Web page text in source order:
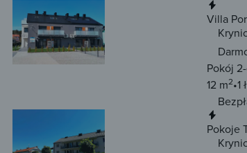
Villa
Pokój
12 m2 1
Pokoje